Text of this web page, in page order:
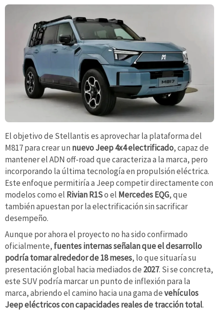
El objetivo de Stellantis es aprovechar la plataforma del
M817 para crear un nuevo Jeep 4x4 electrificado, capaz de
mantener el ADN off-road que caracteriza a la marca, pero
incorporando la última tecnología en propulsión eléctrica.
Este enfoque permitiría a Jeep competir directamente con
modelos como el Rivian R1So el Mercedes EQG, que
también apuestan por la electrificación sin sacrificar
desempeño.
Aunque por ahora el proyecto no ha sido confirmado
oficialmente, fuentes internas señalan que el desarrollo
podría tomar alrededor de 18 meses, lo que situaría su
presentación global hacia mediados de 2027. Si se concreta,
este SUV podría marcar un punto de inflexión para la
marca, abriendo el camino hacia una gama devehículos
Jeep eléctricos con capacidades reales de tracción total.